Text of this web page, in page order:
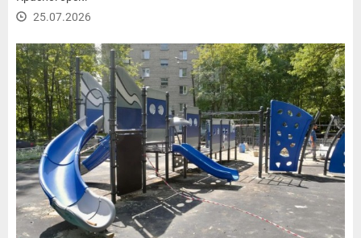
25.07.2026